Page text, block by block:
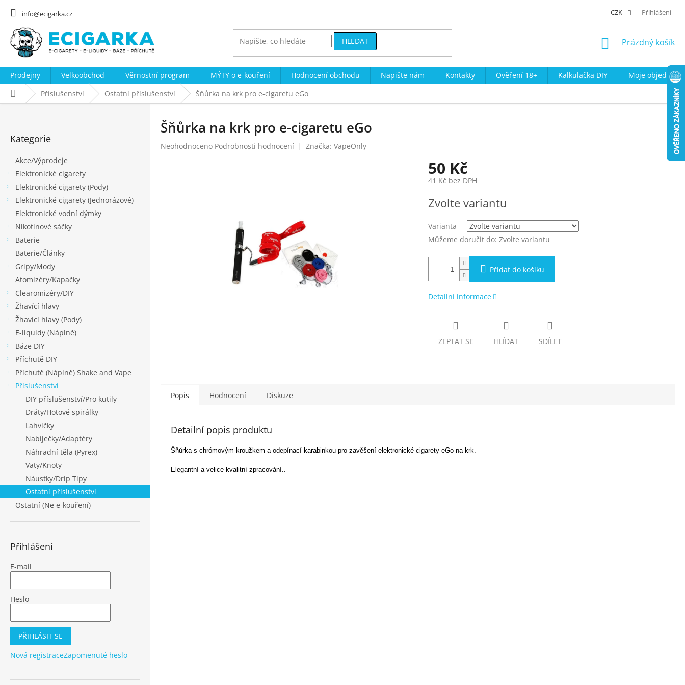
info@ecigarka.cz CZK Přihlášení
HLEDAT
NÁKUPNÍ
Prázdný košík
Prodejny Velkoobchod Věrnostní program MÝTY o e-kouření Hodnocení obchodu Napište nám Kontakty Ověření 18+ Kalkulačka DIY
Moje
Domů Příslušenství Ostatní příslušenství Šňůrka na krk pro e-cigaretu eGo
kategorie
Kategorie
Akce/Výprodeje
Elektronické cigarety
Elektronické cigarety (Pody)
Elektronické cigarety (Jednorázové)
Elektronické vodní dýmky
Nikotinové sáčky
Baterie
Baterie/Články
Gripy/Mody
Atomizéry/Kapačky
Clearomizéry/DIY
Žhavící hlavy
Žhavící hlavy (Pody)
E-liquidy (Náplně)
Báze DIY
Příchutě DIY
Příchutě (Náplně) Shake and Vape
Příslušenství
DIY příslušenství/Pro kutily
Dráty/Hotové spirálky
Lahvičky
Nabíječky/Adaptéry
Náhradní těla (Pyrex)
Vaty/Knoty
Náustky/Drip Tipy
Ostatní příslušenství
Ostatní (Ne e-kouření)
Přihlášení
E-mail
Heslo
PŘIHLÁSIT SE
Nová registraceZapomenuté heslo
Šňůrka na krk pro e-cigaretu eGo
Průměrné
Neohodnoceno Podrobnosti hodnocení Značka: VapeOnly
50 Kč
41 Kč bez DPH
cena:
Zvolte variantu
Varianta
Můžeme doručit do: Zvolte variantu
Přidat do košíku
Detailní informace
ZEPTAT SE HLÍDAT SDÍLET
Popis Hodnocení Diskuze
Detailní popis produktu
Šňůrka s chrómovým kroužkem a odepínací karabinkou pro zavěšení elektronické cigarety eGo na krk.
Elegantní a velice kvalitní zpracování..